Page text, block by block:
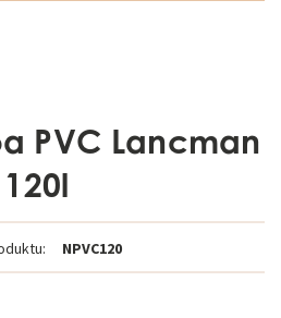
PVC Lancman
120l
NPVC120